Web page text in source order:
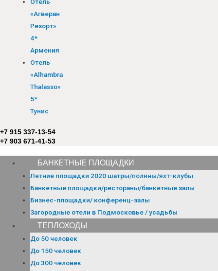
«Агверан
Резорт»
4*
Армения
Отель
«Alhambra
Thalasso»
5*
Тунис
+7 915 337-13-54
+7 903 671-41-53
БАНКЕТНЫЕ ПЛОЩАДКИ
Летние площадки 2020 шатры/поляны/яхт-клубы
Банкетные площадки/рестораны/банкетные залы
Бизнес-площадки/ конференц-залы
Загородные отели в Подмосковье / усадьбы
ТЕПЛОХОДЫ
До 50 человек
До 150 человек
До 300 человек